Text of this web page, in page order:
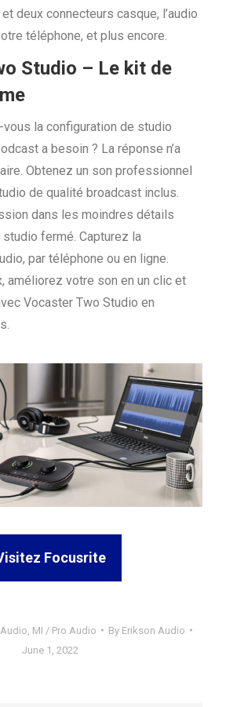
deux connecteurs casque, l’audio
téléphone, et plus encore.
Studio – Le kit de
la configuration de studio
a besoin ? La réponse n’a
Obtenez un son professionnel
de qualité broadcast inclus.
dans les moindres détails
fermé. Capturez la
par téléphone ou en ligne.
améliorez votre son en un clic et
Vocaster Two Studio en
Focusrite
MI / Pro Audio By Erikson Audio
June 1, 2022